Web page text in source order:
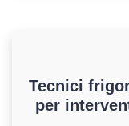
Tecnici
per